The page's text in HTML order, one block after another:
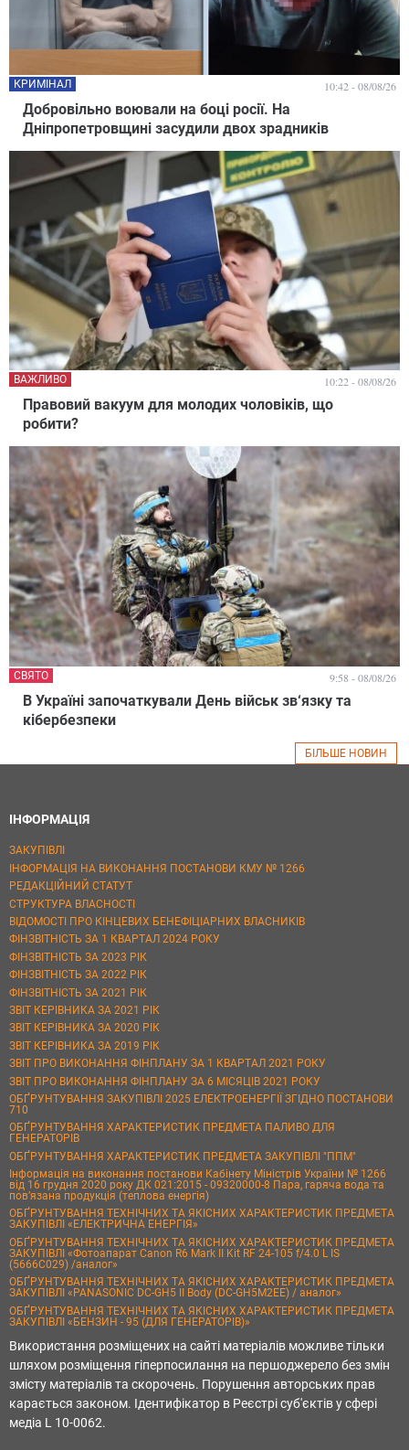
Добровільно воювали на боці росії. На
Дніпропетровщині засудили двох зрадників
КРИМІНАЛ 10:42 - 08/08/26
Правовий вакуум для молодих чоловіків, що
робити?
ВАЖЛИВО 10:22 - 08/08/26
В Україні започаткували День військ зв‘язку та
кібербезпеки
СВЯТО 9:58 - 08/08/26
БІЛЬШЕ НОВИН
ІНФОРМАЦІЯ
ЗАКУПІВЛІ
ІНФОРМАЦІЯ НА ВИКОНАННЯ ПОСТАНОВИ КМУ № 1266
РЕДАКЦІЙНИЙ СТАТУТ
СТРУКТУРА ВЛАСНОСТІ
ВІДОМОСТІ ПРО КІНЦЕВИХ БЕНЕФІЦІАРНИХ ВЛАСНИКІВ
ФІНЗВІТНІСТЬ ЗА 1 КВАРТАЛ 2024 РОКУ
ФІНЗВІТНІСТЬ ЗА 2023 РІК
ФІНЗВІТНІСТЬ ЗА 2022 РІК
ФІНЗВІТНІСТЬ ЗА 2021 РІК
ЗВІТ КЕРІВНИКА ЗА 2021 РІК
ЗВІТ КЕРІВНИКА ЗА 2020 РІК
ЗВІТ КЕРІВНИКА ЗА 2019 РІК
ЗВІТ ПРО ВИКОНАННЯ ФІНПЛАНУ ЗА 1 КВАРТАЛ 2021 РОКУ
ЗВІТ ПРО ВИКОНАННЯ ФІНПЛАНУ ЗА 6 МІСЯЦІВ 2021 РОКУ
ОБҐРУНТУВАННЯ ЗАКУПІВЛІ 2025 ЕЛЕКТРОЕНЕРГІЇ ЗГІДНО ПОСТАНОВИ
710
ОБҐРУНТУВАННЯ ХАРАКТЕРИСТИК ПРЕДМЕТА ПАЛИВО ДЛЯ
ГЕНЕРАТОРІВ
ОБҐРУНТУВАННЯ ХАРАКТЕРИСТИК ПРЕДМЕТА ЗАКУПІВЛІ "ППМ"
Інформація на виконання постанови Кабінету Міністрів України № 1266
від 16 грудня 2020 року ДК 021:2015 - 09320000-8 Пара, гаряча вода та
пов’язана продукція (теплова енергія)
ОБҐРУНТУВАННЯ ТЕХНІЧНИХ ТА ЯКІСНИХ ХАРАКТЕРИСТИК ПРЕДМЕТА
ЗАКУПІВЛІ «ЕЛЕКТРИЧНА ЕНЕРГІЯ»
ОБҐРУНТУВАННЯ ТЕХНІЧНИХ ТА ЯКІСНИХ ХАРАКТЕРИСТИК ПРЕДМЕТА
ЗАКУПІВЛІ «Фотоапарат Canon R6 Mark II Kit RF 24-105 f/4.0 L IS
(5666C029) /аналог»
ОБҐРУНТУВАННЯ ТЕХНІЧНИХ ТА ЯКІСНИХ ХАРАКТЕРИСТИК ПРЕДМЕТА
ЗАКУПІВЛІ «PANASONIC DC-GH5 II Body (DC-GH5M2EE) / аналог»
ОБҐРУНТУВАННЯ ТЕХНІЧНИХ ТА ЯКІСНИХ ХАРАКТЕРИСТИК ПРЕДМЕТА
ЗАКУПІВЛІ «БЕНЗИН - 95 (ДЛЯ ГЕНЕРАТОРІВ)»
Використання розміщених на сайті матеріалів можливе тільки
шляхом розміщення гіперпосилання на першоджерело без змін
змісту матеріалів та скорочень. Порушення авторських прав
карається законом. Ідентифікатор в Реєстрі суб'єктів у сфері
медіа L 10-0062.